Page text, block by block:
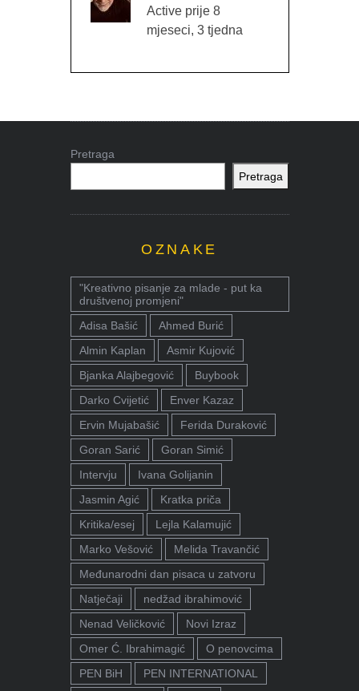
Active prije 8
mjeseci, 3 tjedna
Pretraga
Pretraga
OZNAKE
"Kreativno pisanje za mlade - put ka
društvenoj promjeni"
Adisa Bašić
Ahmed Burić
Almin Kaplan
Asmir Kujović
Bjanka Alajbegović
Buybook
Darko Cvijetić
Enver Kazaz
Ervin Mujabašić
Ferida Duraković
Goran Sarić
Goran Simić
Intervju
Ivana Golijanin
Jasmin Agić
Kratka priča
Kritika/esej
Lejla Kalamujić
Marko Vešović
Melida Travančić
Međunarodni dan pisaca u zatvoru
Natječaji
nedžad ibrahimović
Nenad Veličković
Novi Izraz
Omer Ć. Ibrahimagić
O penovcima
PEN BiH
PEN INTERNATIONAL